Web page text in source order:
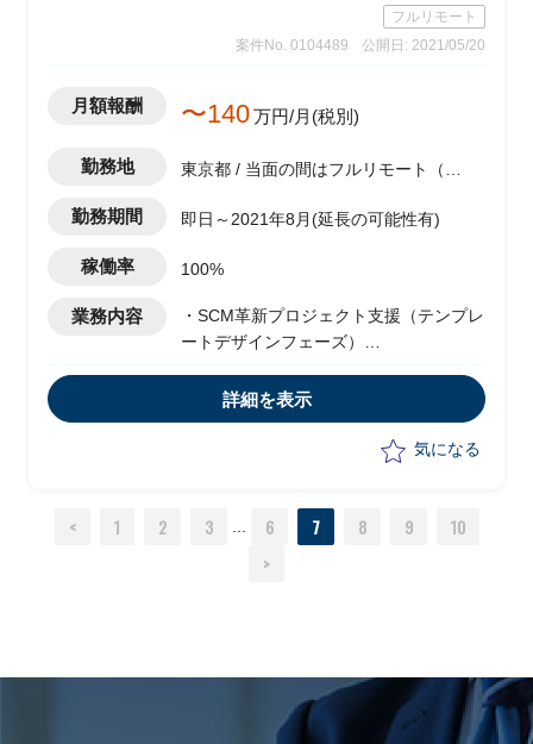
フルリモート
案件No. 0104489
公開日: 2021/05/20
月額報酬 〜140万円/月(税別)
勤務地
東京都 / 当面の間はフルリモート（在
勤務期間 即日～2021年8月(延長の可能性有)
稼働率 100%
業務内容
・SCM革新プロジェクト支援（テンプレ
ートデザインフェーズ）
・S/4 各種定義
・PoC準備
・生産（PP）・購買（MM）領域の業務
件・Level3プロセスをベースに、S/4
PP/MMスキルを活用し、L4を定義
詳細を表示
気になる
< 1 2 3 ... 6 7 8 9
10
>